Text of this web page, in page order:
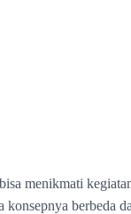
menikmati
berbeda